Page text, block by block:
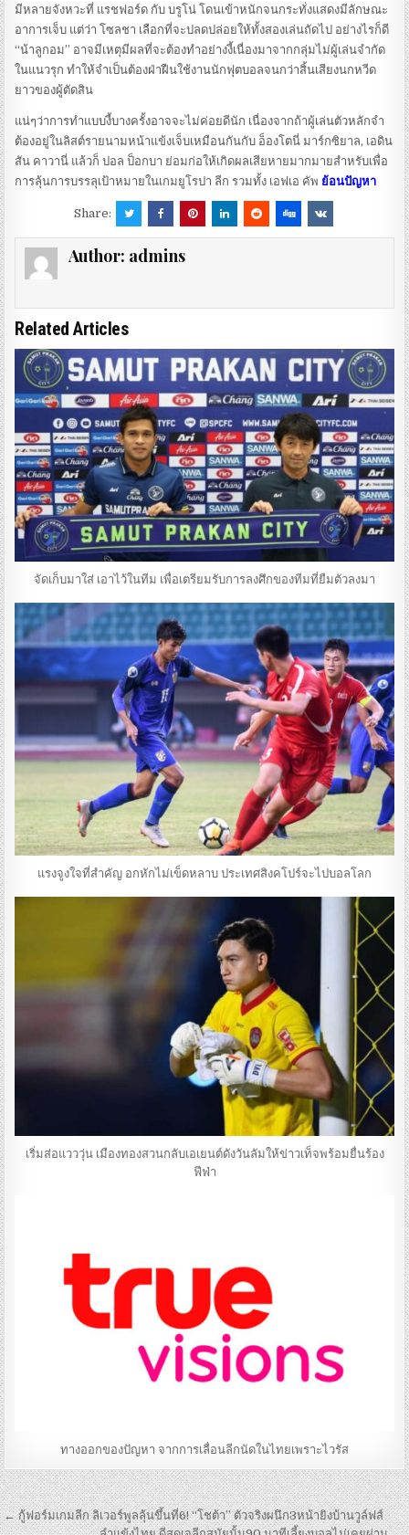
มีหลายจังหวะที่ แรชฟอร์ด กับ บรูโน่ โดนเข้าหนักจนกระทั่งแสดงมีลักษณะ
อาการเจ็บ แต่ว่า โซลชา เลือกที่จะปลดปล่อยให้ทั้งสองเล่นถัดไป อย่างไรก็ดี
“น้าลูกอม” อาจมีเหตุมีผลที่จะต้องทำอย่างงี้เนื่องมาจากกลุ่มไม่ผู้เล่นจำกัด
ในแนวรุก ทำให้จำเป็นต้องฝ่าฝืนใช้งานนักฟุตบอลจนกว่าสิ้นเสียงนกหวีด
ยาวของผู้ตัดสิน
แน่ๆว่าการทำแบบงี้บางครั้งอาจจะไม่ค่อยดีนัก เนื่องจากถ้าผู้เล่นตัวหลักจำ
ต้องอยู่ในลิสต์รายนามหน้าแข้งเจ็บเหมือนกันกับ อ็องโตนี่ มาร์กซิยาล, เอดิน
สัน คาวานี่ แล้วก็ ปอล ป็อกบา ย่อมก่อให้เกิดผลเสียหายมากมายสำหรับเพื่อ
การลุ้นการบรรลุเป้าหมายในเกมยูโรปา ลีก รวมทั้ง เอฟเอ คัพ ย้อนปัญหา
Share:
Author: admins
Related Articles
จัดเก็บมาใส่ เอาไว้ในทีม เพื่อเตรียมรับการลงศึกของทีมที่ยืมตัวลงมา
แรงจูงใจที่สำคัญ อกหักไม่เข็ดหลาบ ประเทศสิงคโปร์จะไปบอลโลก
เริ่มส่อแวววุ่น เมืองทองสวนกลับเอเยนต์ดังวันลัมให้ข่าวเท็จพร้อมยื่นร้อง
ฟีฟ่า
ทางออกของปัญหา จากการเลื่อนลีกนัดในไทยเพราะไวรัส
เมนู
← กู้ฟอร์มเกมลีก ลิเวอร์พูลลุ้นขึ้นที่6! “โชต้า” ตัวจริงผนึก3หน้ายิงบ้านวูล์ฟส์